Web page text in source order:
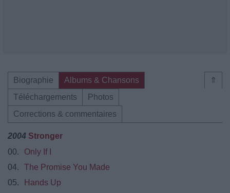
⇑
Biographie
Albums & Chansons
Téléchargements
Photos
Corrections & commentaires
2004 Stronger
00.
Only If I
04.
The Promise You Made
05.
Hands Up